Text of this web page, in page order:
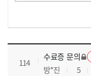
국가회계이론 과정 목록 으로 번호, 제목, 작성자, 조회수, 등록 일로 나열 되고 있습니다.
114
수료증 문의
방*진 5